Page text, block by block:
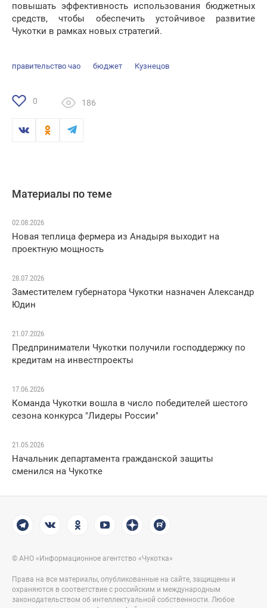
повышать эффективность использования бюджетных
средств, чтобы обеспечить устойчивое развитие
Чукотки в рамках новых стратегий.
правительство чао бюджет Кузнецов
0 186
Материалы по теме
02.08.2026
Новая теплица фермера из Анадыря выходит на
проектную мощность
28.07.2026
Заместителем губернатора Чукотки назначен Александр
Юдин
21.07.2026
Предприниматели Чукотки получили господдержку по
кредитам на инвестпроекты
17.06.2026
Команда Чукотки вошла в число победителей шестого
сезона конкурса "Лидеры России"
21.05.2026
Начальник департамента гражданской защиты
сменился на Чукотке
© АНО «Информационное агентство «Чукотка»
Права на все материалы, опубликованные на сайте, защищены и
охраняются в соответствие с российским и международным
законодательством об интеллектуальной собственности. Любое